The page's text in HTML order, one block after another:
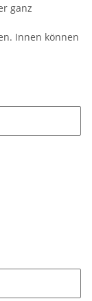
ganz
Innen können